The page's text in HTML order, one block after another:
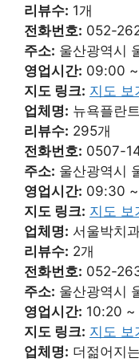
리뷰수: 1개
전화번호: 052-
주소: 울산광역시
영업시간: 09:00
지도 링크: 지도 보
업체명: 뉴욕플란
리뷰수: 295개
전화번호: 0507-
주소: 울산광역시
영업시간: 09:30
지도 링크: 지도 보
업체명: 서울박치
리뷰수: 2개
전화번호: 052-
주소: 울산광역시
영업시간: 10:20 ~
지도 링크: 지도 보
업체명: 더젊어지